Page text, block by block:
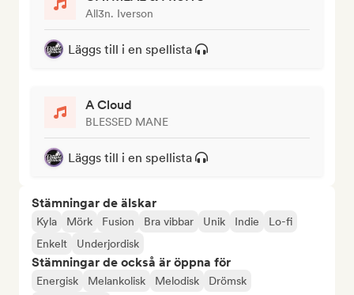
All3n. Iverson
Läggs till i en spellista
A Cloud
BLESSED MANE
Läggs till i en spellista
Stämningar de älskar
Kyla Mörk Fusion Bra vibbar Unik Indie
Lo-fi
Enkelt
Underjordisk
Stämningar de också är öppna för
Energisk Melankolisk Melodisk Drömsk